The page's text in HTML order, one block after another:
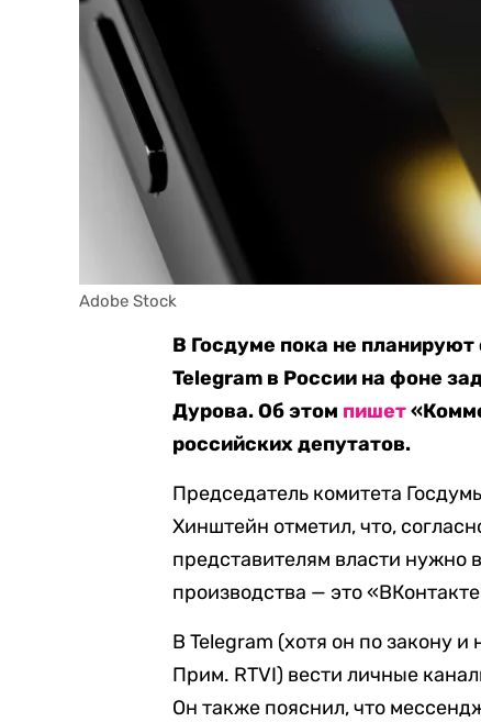
Adobe Stock
В Госдуме пока не
Telegram в России на фоне
Дурова. Об этом пишет
российских депутатов.
Председатель комитета
Хинштейн отметил, что,
представителям власти нужно
производства — это
В Telegram (хотя он по закону
Прим. RTVI) вести личные
Он также пояснил, что